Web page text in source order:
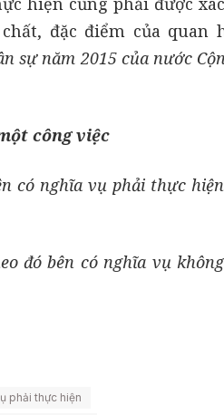
đặc điểm của quan
sự năm 2015 của nước
công việc
có nghĩa vụ phải thực
đó bên có nghĩa vụ
phải thực hiện